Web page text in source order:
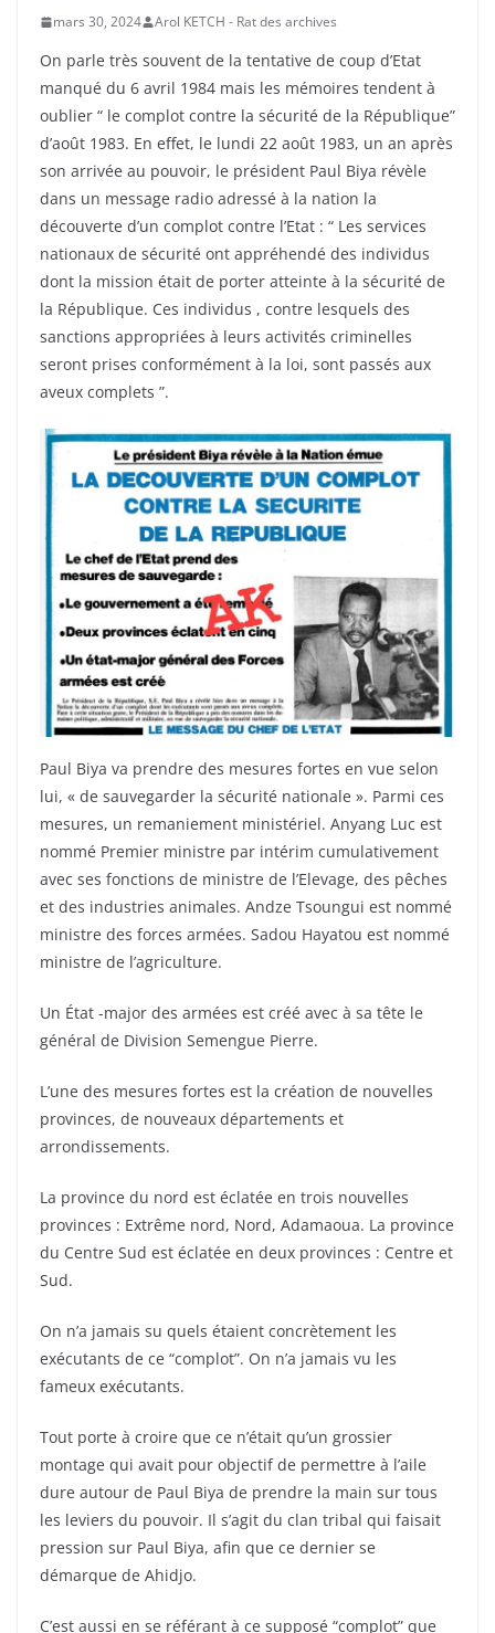
mars 30, 2024 Arol KETCH - Rat des archives
On parle très souvent de la tentative de coup d’Etat
manqué du 6 avril 1984 mais les mémoires tendent à
oublier “ le complot contre la sécurité de la République”
d’août 1983. En effet, le lundi 22 août 1983, un an après
son arrivée au pouvoir, le président Paul Biya révèle
dans un message radio adressé à la nation la
découverte d’un complot contre l’Etat : “ Les services
nationaux de sécurité ont appréhendé des individus
dont la mission était de porter atteinte à la sécurité de
la République. Ces individus , contre lesquels des
sanctions appropriées à leurs activités criminelles
seront prises conformément à la loi, sont passés aux
aveux complets ”.
Paul Biya va prendre des mesures fortes en vue selon
lui, « de sauvegarder la sécurité nationale ». Parmi ces
mesures, un remaniement ministériel. Anyang Luc est
nommé Premier ministre par intérim cumulativement
avec ses fonctions de ministre de l’Elevage, des pêches
et des industries animales. Andze Tsoungui est nommé
ministre des forces armées. Sadou Hayatou est nommé
ministre de l’agriculture.
Un État -major des armées est créé avec à sa tête le
général de Division Semengue Pierre.
L’une des mesures fortes est la création de nouvelles
provinces, de nouveaux départements et
arrondissements.
La province du nord est éclatée en trois nouvelles
provinces : Extrême nord, Nord, Adamaoua. La province
du Centre Sud est éclatée en deux provinces : Centre et
Sud.
On n’a jamais su quels étaient concrètement les
exécutants de ce “complot”. On n’a jamais vu les
fameux exécutants.
Tout porte à croire que ce n’était qu’un grossier
montage qui avait pour objectif de permettre à l’aile
dure autour de Paul Biya de prendre la main sur tous
les leviers du pouvoir. Il s’agit du clan tribal qui faisait
pression sur Paul Biya, afin que ce dernier se
démarque de Ahidjo.
C’est aussi en se référant à ce supposé “complot” que